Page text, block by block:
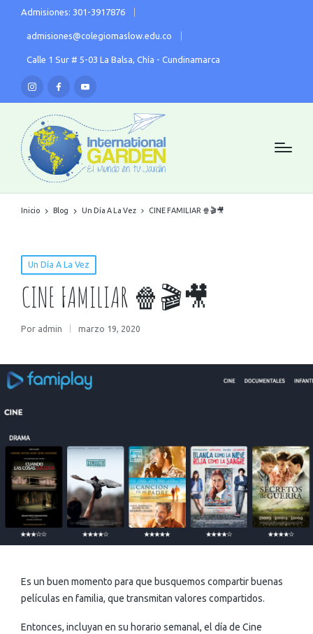
Admisiones: 301-3917876
admisiones@colegiomaslow.edu.co
Calle 1 Sur # 5-03 La Balsa, Chía - Cundinamarca
Inicio Blog Un Día A La Vez CINE FAMILIAR 🍿🎬🎥
Un Día A La Vez
CINE FAMILIAR 🍿🎬🎥
Por admin marzo 19, 2020
Es un buen momento para que busquemos compartir buenas
películas en familia, que transmitan valores compartidos.
Entonces, incluyan en su horario semanal, el día de Cine